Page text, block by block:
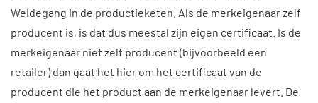
Weidegang in de productieketen. Als de merkeigenaar zelf
producent is, is dat dus meestal zijn eigen certificaat. Is de
merkeigenaar niet zelf producent (bijvoorbeeld een
retailer) dan gaat het hier om het certificaat van de
producent die het product aan de merkeigenaar levert. De